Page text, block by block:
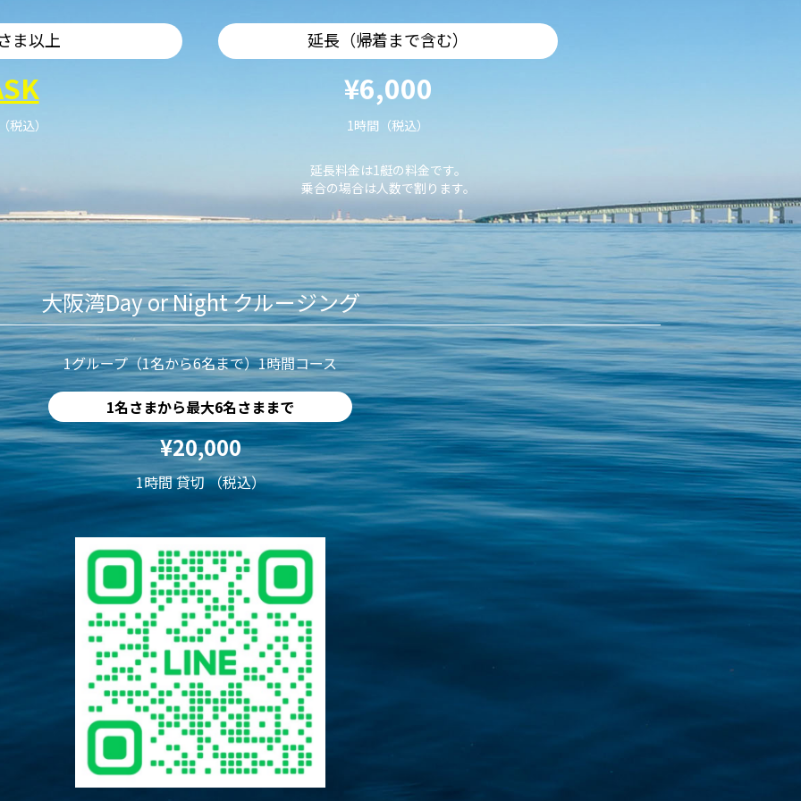
ま以上
税込）
延長（帰着まで含む）
¥6,000
1時間（税込）
延長料金は1艇の料金です。
乗合の場合は人数で割ります。
大阪湾Day or Night クルージング
1グループ（1名から6名まで）1時間コース
1名さまから最大6名さままで
¥20,000
1時間 貸切 （税込）